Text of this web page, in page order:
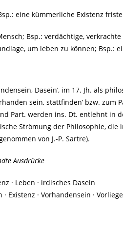
kümmerliche Existenz fristen,
Bsp.: verdächtige, verkrachte
um leben zu können; Bsp.:
Dasein’, im 17. Jh. als
sein, stattfinden’ bzw. zum
Part. werden ins. Dt. entlehnt in
Strömung der Philosophie,
von J.-P. Sartre).
Ausdrücke
· Leben · irdisches Dasein
· Existenz · Vorhandensein ·